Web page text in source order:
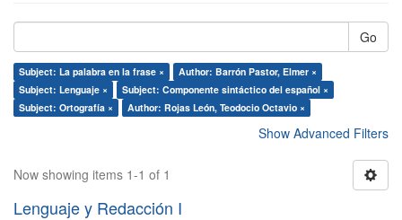
Go
Subject: La palabra en la frase ×
Author: Barrón Pastor, Elmer ×
Subject: Lenguaje ×
Subject: Componente sintáctico del español ×
Subject: Ortografía ×
Author: Rojas León, Teodocio Octavio ×
Show Advanced Filters
Now showing items 1-1 of 1
Lenguaje y Redacción I